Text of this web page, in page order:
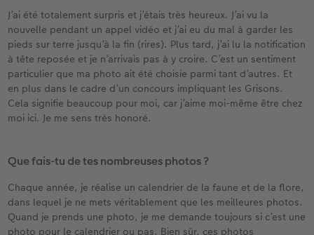
J’ai été totalement surpris et j’étais très heureux. J’ai vu la
nouvelle pendant un appel vidéo et j’ai eu du mal à garder les
pieds sur terre jusqu’à la fin (rires). Plus tard, j’ai lu la notification
à tête reposée et je n’arrivais pas à y croire. C’est un sentiment
particulier que ma photo ait été choisie parmi tant d’autres. Et
en plus dans le cadre d’un concours impliquant les Grisons.
Cela signifie beaucoup pour moi, car j’aime moi-même être chez
moi ici. Je me sens très honoré.
Que fais-tu de tes nombreuses photos ?
Chaque année, je réalise un calendrier de la faune et de la flore,
dans lequel je ne mets véritablement que les meilleures photos.
Quand je prends une photo, je me demande toujours si c’est une
photo pour le calendrier ou pas. Bien sûr, ces photos